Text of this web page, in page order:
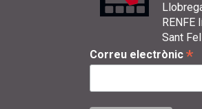
RENFE
Sant
Correu electrònic *